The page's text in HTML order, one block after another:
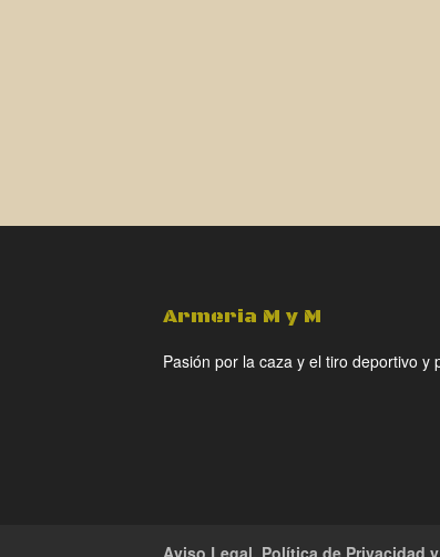
Armeria M y M
Pasión por la caza y el tiro deportivo y